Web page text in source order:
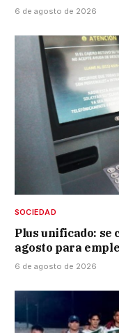
6 de agosto de 2026
SOCIEDAD
Plus unificado: se
agosto para
6 de agosto de 2026